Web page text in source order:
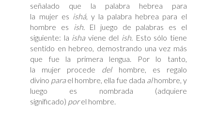
señalado que la palabra hebrea para
la mujer es ishá, y la palabra hebrea para el
hombre es
ish. El juego de palabras es el
siguiente: la isha viene del ish . Esto sólo tiene
sentido en hebreo, demostrando una vez más
que fue la primera lengua. Por lo tanto,
la mujer procede delhombre, es regalo
divino para el hombre, ella fue dada alhombre, y
luego es nombrada (adquiere
significado) porel hombre.